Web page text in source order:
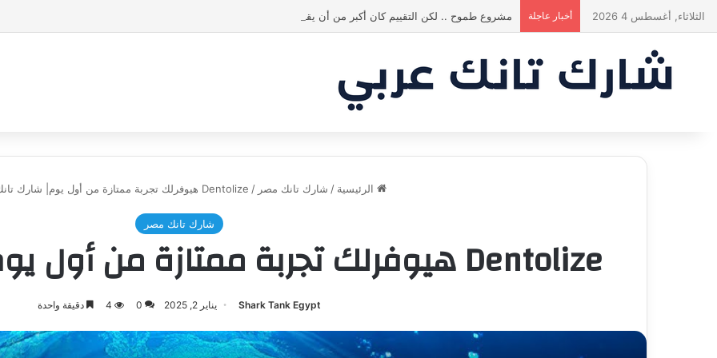
الثلاثاء, أغسطس 4 2026 أخبار عاجلة مشروع طموح .. لكن التقييم كان أكبر من أن يقنع الشاركس | #شارك تانك لعراق
الرئيسية / شارك تانك مصر / Dentolize هيوفرلك تجربة ممتازة من أول يوم| شارك تانك مصر
شارك تانك مصر
Dentolize هيوفرلك تجربة ممتازة من أول يوم| شارك تانك مصر
Shark Tank Egypt يناير 2, 2025 0
4 دقيقة واحدة